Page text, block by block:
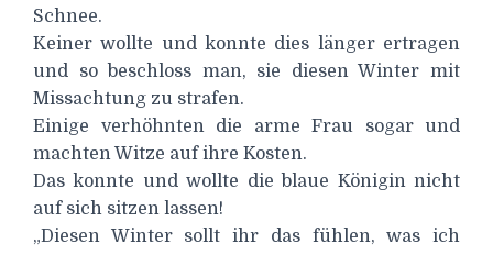
Schnee.
Keiner wollte und konnte dies länger ertragen
und so beschloss man, sie diesen Winter mit
Missachtung zu strafen.
Einige verhöhnten die arme Frau sogar und
machten Witze auf ihre Kosten.
Das konnte und wollte die blaue Königin nicht
auf sich sitzen lassen!
„Diesen Winter sollt ihr das fühlen, was ich